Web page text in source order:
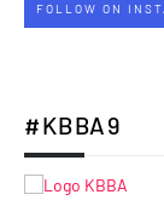
FOLLOW ON
#KBBA9